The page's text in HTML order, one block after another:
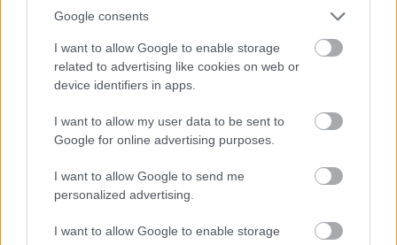
Google consents
I want to allow Google to enable storage
related to advertising like cookies on web or
device identifiers in apps.
I want to allow my user data to be sent to
Google for online advertising purposes.
I want to allow Google to send me
personalized advertising.
I want to allow Google to enable storage
Bebe Rexha, headliner la
Festivalul IntenCity de la
Craiova